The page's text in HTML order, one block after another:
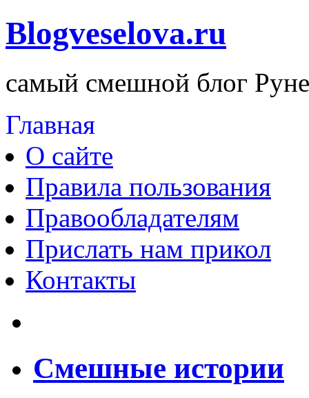
Blogveselova.ru
самый смешной блог
Главная
О сайте
Правила пользования
Правообладателям
Прислать нам прикол
Контакты
Смешные истории